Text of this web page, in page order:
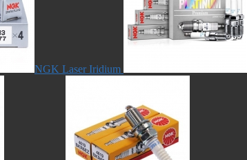
NGK Laser Iridium